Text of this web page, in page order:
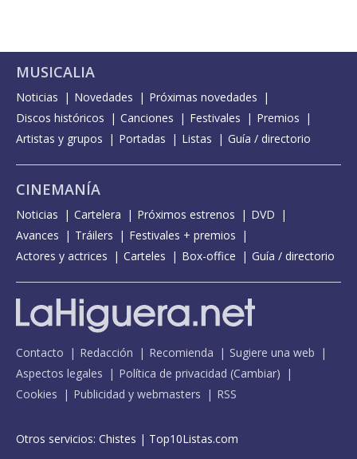
MUSICALIA
Noticias Novedades
Próximas novedades
Discos históricos
Canciones Festivales
Premios
Artistas y grupos
Portadas Listas Guía / directorio
CINEMANÍA
Noticias Cartelera Próximos estrenos
DVD
Avances
Tráilers
Festivales + premios
Actores y actrices
Carteles Box-office Guía / directorio
Contacto Redacción Recomienda
Sugiere una web
Aspectos legales
Política de privacidad (Cambiar)
Cookies
Publicidad y webmasters RSS
Otros servicios: Chistes | Top10Listas.com